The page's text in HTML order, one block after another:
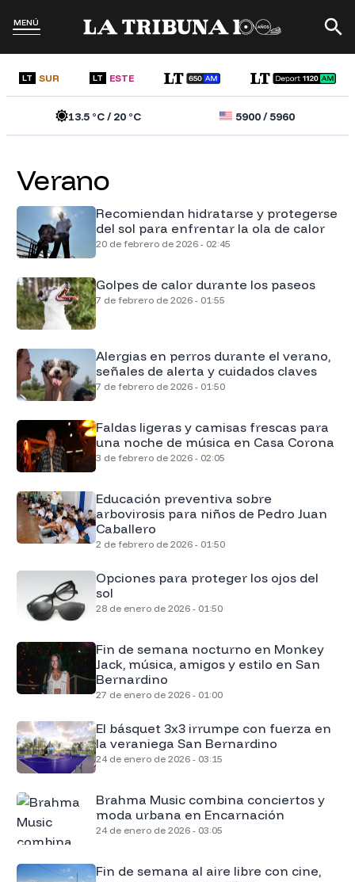
MENÚ
LT SUR LT ESTE
13.5 °C /20 °C 5900/5960
Verano
Recomiendan hidratarse y protegerse
del sol para enfrentar la ola de calor
20 de febrero de 2026 - 02:45
Golpes de calor durante los paseos
7 de febrero de 2026 - 01:55
Alergias en perros durante el verano,
señales de alerta y cuidados claves
7 de febrero de 2026 - 01:50
Faldas ligeras y camisas frescas para
una noche de música en Casa Corona
3 de febrero de 2026 - 02:05
Educación preventiva sobre
arbovirosis para niños de Pedro Juan
Caballero
2 de febrero de 2026 - 01:50
Opciones para proteger los ojos del
sol
28 de enero de 2026 - 01:50
Fin de semana nocturno en Monkey
Jack, música, amigos y estilo en San
Bernardino
27 de enero de 2026 - 01:00
El básquet 3x3 irrumpe con fuerza en
la veraniega San Bernardino
24 de enero de 2026 - 03:15
Brahma Music combina conciertos y
moda urbana en Encarnación
24 de enero de 2026 - 03:05
Fin de semana al aire libre con cine,